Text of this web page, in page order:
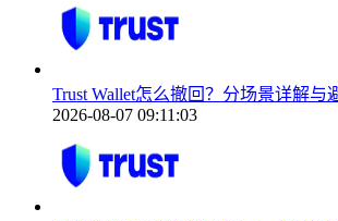
Trust Wallet怎么撤回？分场景详解与
2026-08-07 09:11:03